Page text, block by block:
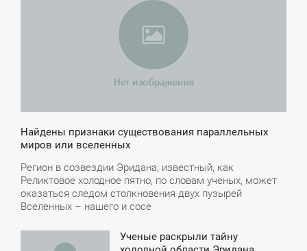
Найдены признаки существования параллельных
миров или вселенных
Регион в созвездии Эридана, известный, как
Реликтовое холодное пятно, по словам ученых, может
оказаться следом столкновения двух пузырей
Вселенных – нашего и сосе
Ученые раскрыли тайну